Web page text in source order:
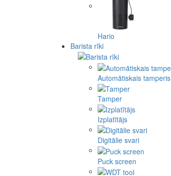
Hario
Barista rīki
Automātiskais tamperis
Tamper
Izplatītājs
Digitālie svari
Puck screen